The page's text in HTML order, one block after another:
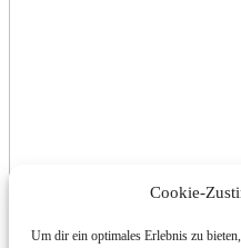
Cookie-
Um dir ein optimales Erlebnis zu